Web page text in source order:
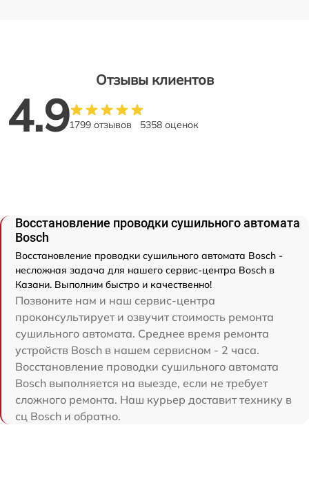
Отзывы клиентов
4.91799 отзывов 5358 оценок
Восстановление проводки сушильного автомата
Bosch
Восстановление проводки сушильного автомата Bosch -
несложная задача для нашего сервис-центра Bosch в
Казани. Выполним быстро и качественно!
Позвоните нам и наш сервис-центра
проконсультирует и озвучит стоимость ремонта
сушильного автомата. Среднее время ремонта
устройств Bosch в нашем сервисном - 2 часа.
Восстановление проводки сушильного автомата
Bosch выполняется на выезде, если не требует
сложного ремонта. Наш курьер доставит технику в
сц Bosch и обратно.